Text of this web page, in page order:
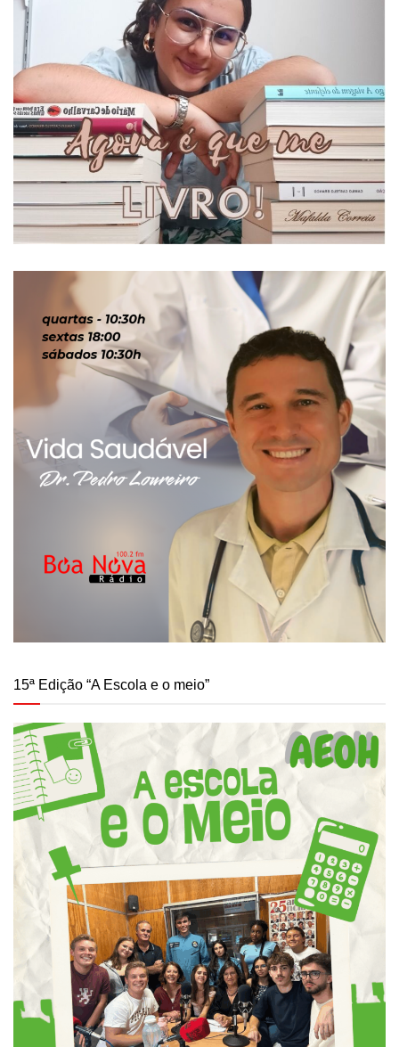
15ª Edição “A Escola e o meio”